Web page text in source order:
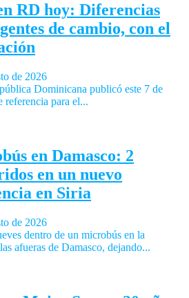
RD hoy: Diferencias
de cambio, con el
de 2026
Dominicana publicó este 7 de
referencia para el...
en Damasco: 2
en un nuevo
en Siria
de 2026
dentro de un microbús en la
afueras de Damasco, dejando...